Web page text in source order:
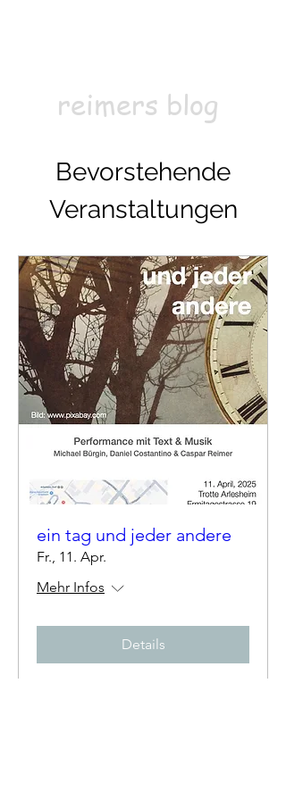
reimers blog
Bevorstehende
Veranstaltungen
ein tag und jeder andere
Fr., 11. Apr.
Mehr Infos
Details